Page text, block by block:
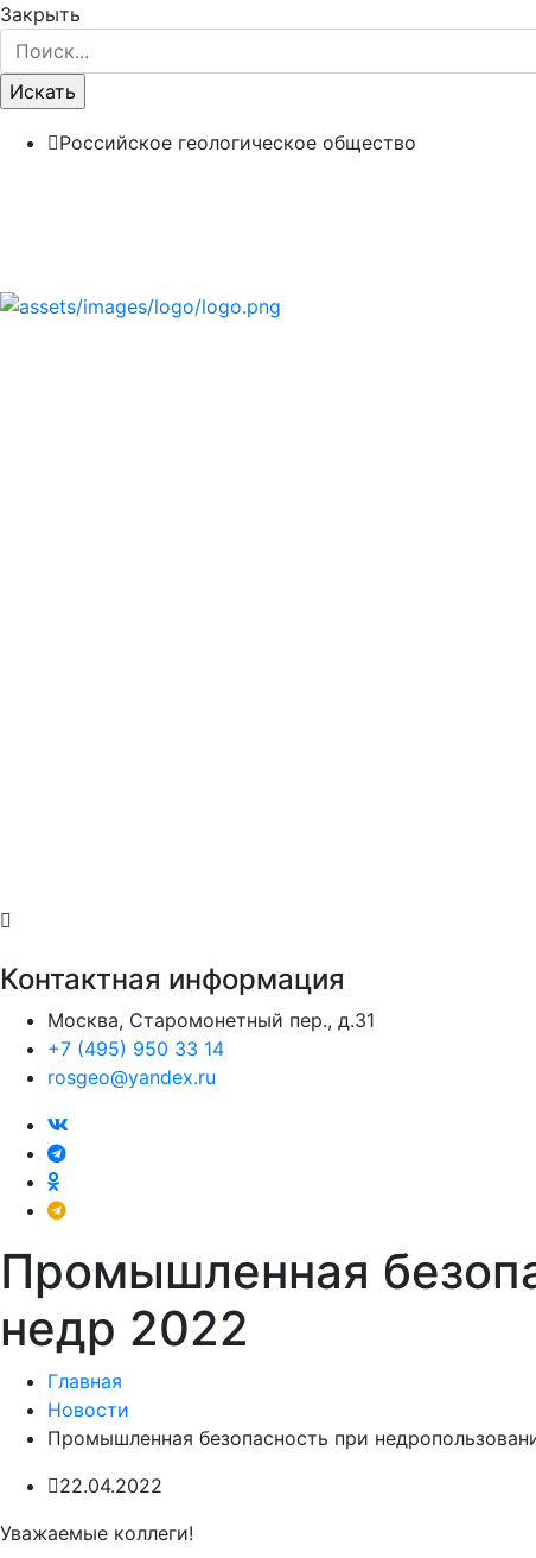
Закрыть
Российское геологическое общество
Контактная информация
Москва, Старомонетный пер., д.31
+7 (495) 950 33 14
rosgeo@yandex.ru
Промышленная
недр 2022
Главная
Новости
Промышленная безопасность при
22.04.2022
Уважаемые коллеги!